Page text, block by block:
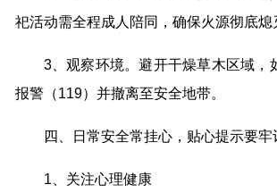
祀活动需全程成人陪同，确保火源彻底熄
3、观察环境。避开干燥草木区域，
报警（119）并撤离至安全地带。
四、日常安全常挂心，贴心提示要牢
1、关注心理健康